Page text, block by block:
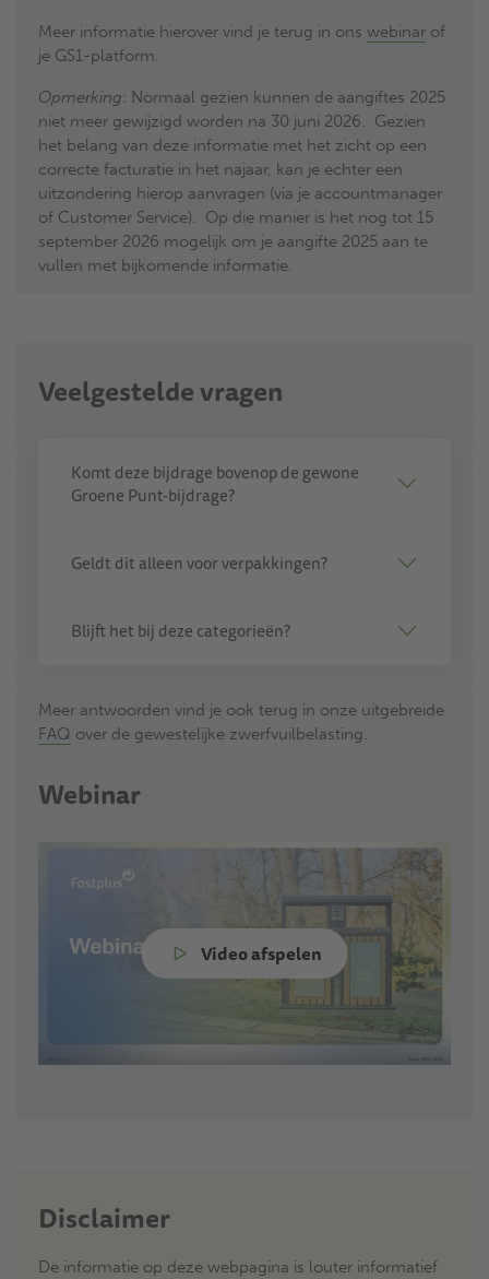
Meer informatie hierover vind je terug in ons webinar of
je GS1-platform.
Opmerking: Normaal gezien kunnen de aangiftes 2025
niet meer gewijzigd worden na 30 juni 2026. Gezien
het belang van deze informatie met het zicht op een
correcte facturatie in het najaar, kan je echter een
uitzondering hierop aanvragen (via je accountmanager
of Customer Service). Op die manier is het nog tot 15
september 2026 mogelijk om je aangifte 2025 aan te
vullen met bijkomende informatie.
Veelgestelde vragen
Komt deze bijdrage bovenop de gewone
Groene Punt-bijdrage?
Geldt dit alleen voor verpakkingen?
Blijft het bij deze categorieën?
Meer antwoorden vind je ook terug in onze uitgebreide
FAQ over de gewestelijke zwerfvuilbelasting.
Webinar
Video afspelen
Disclaimer
De informatie op deze webpagina is louter informatief